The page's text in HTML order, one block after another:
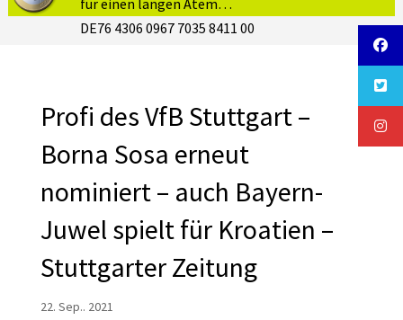
für einen langen Atem…
DE76 4306 0967 7035 8411 00
Profi des VfB Stuttgart –
Borna Sosa erneut
nominiert – auch Bayern-
Juwel spielt für Kroatien –
Stuttgarter Zeitung
22. Sep.. 2021